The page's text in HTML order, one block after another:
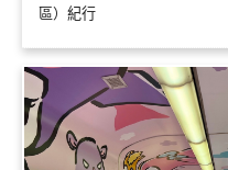
區）紀行